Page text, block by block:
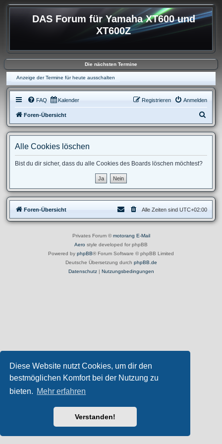
Diese Website nutzt Cookies, um dir den
bestmöglichen Komfort bei der Nutzung zu
bieten. Mehr erfahren
Verstanden!
DAS Forum für Yamaha XT600 und
XT600Z
Die nächsten Termine
Anzeige der Termine für heute ausschalten
FAQ Kalender Anmelden
Registrieren
Foren-Übersicht
u
Alle Cookies löschen
Bist du dir sicher, dass du alle Cookies des Boards löschen möchtest?
Foren-Übersicht Alle Zeiten sind UTC+02:00
Privates Forum ©motorang E-Mail
Aero style developed for phpBB
Powered by phpBB® Forum Software © phpBB Limited
Deutsche Übersetzung durch phpBB.de
Datenschutz| Nutzungsbedingungen